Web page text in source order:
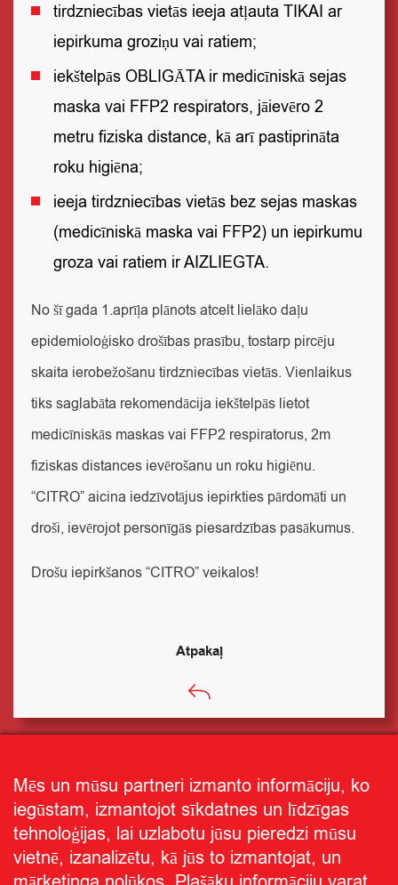
tirdzniecības vietās ieeja atļauta TIKAI ar
iepirkuma groziņu vai ratiem;
iekštelpās OBLIGĀTA ir medicīniskā sejas
maska vai FFP2 respirators, jāievēro 2
metru fiziska distance, kā arī pastiprināta
roku higiēna;
ieeja tirdzniecības vietās bez sejas maskas
(medicīniskā maska vai FFP2) un iepirkumu
groza vai ratiem ir AIZLIEGTA.
No šī gada 1.aprīļa plānots atcelt lielāko daļu
epidemioloģisko drošības prasību, tostarp pircēju
skaita ierobežošanu tirdzniecības vietās. Vienlaikus
tiks saglabāta rekomendācija iekštelpās lietot
medicīniskās maskas vai FFP2 respiratorus, 2m
fiziskas distances ievērošanu un roku higiēnu.
“CITRO” aicina iedzīvotājus iepirkties pārdomāti un
droši, ievērojot personīgās piesardzības pasākumus.
Drošu iepirkšanos “CITRO” veikalos!
Atpakaļ
Mēs un mūsu partneri izmanto informāciju, ko
iegūstam, izmantojot sīkdatnes un līdzīgas
tehnoloģijas, lai uzlabotu jūsu pieredzi mūsu
vietnē, izanalizētu, kā jūs to izmantojat, un